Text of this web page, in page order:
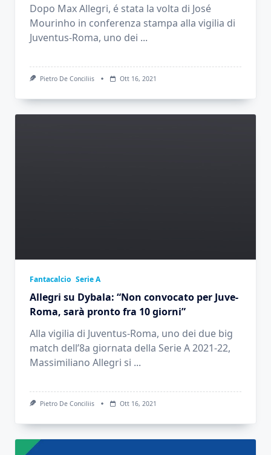
Dopo Max Allegri, é stata la volta di José
Mourinho in conferenza stampa alla vigilia di
Juventus-Roma, uno dei ...
Pietro De Conciliis Ott 16, 2021
Fantacalcio Serie A
Allegri su Dybala: “Non convocato per Juve-
Roma, sarà pronto fra 10 giorni”
Alla vigilia di Juventus-Roma, uno dei due big
match dell’8a giornata della Serie A 2021-22,
Massimiliano Allegri si ...
Pietro De Conciliis Ott 16, 2021